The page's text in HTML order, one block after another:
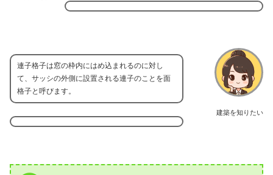
建築を知りたい
連子格子は窓の枠内にはめ込まれるのに対し
て、サッシの外側に設置される連子のことを面
格子と呼びます。